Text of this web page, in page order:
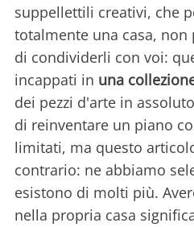
suppellettili creativi, che
totalmente una casa,
di condividerli con voi:
incappati in una
dei pezzi d'arte in
di reinventare un piano
limitati, ma questo
contrario: ne abbiamo
esistono di molti più.
nella propria casa